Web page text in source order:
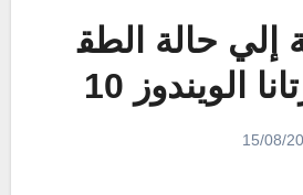
إلي حالة الطق
10
15/08/